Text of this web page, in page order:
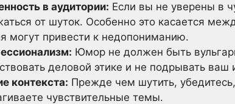
в аудитории: Если вы не уверены в
от шуток. Особенно это касается
могут привести к недопониманию.
Юмор не должен быть
деловой этике и не подрывать
контекста: Прежде чем шутить,
чувствительные темы.